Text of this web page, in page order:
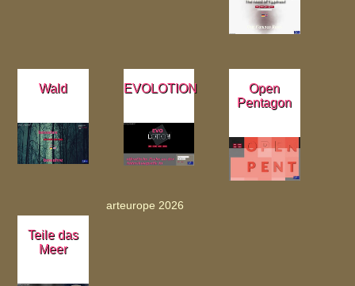
Wald EVOLOTION
Open
Pentagon
Teile das
Meer
arteurope 2026